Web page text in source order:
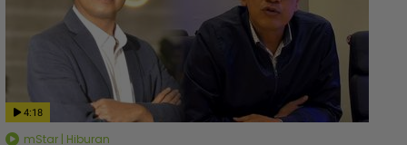
4:18
mStar | Hiburan